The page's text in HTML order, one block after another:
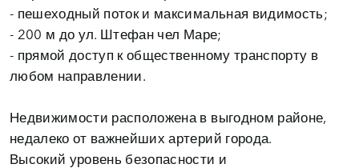
- пешеходный поток и максимальная видимость;
- 200 м до ул. Штефан чел Маре;
- прямой доступ к общественному транспорту в
любом направлении.
Недвижимости расположена в выгодном районе,
недалеко от важнейших артерий города.
Высокий уровень безопасности и